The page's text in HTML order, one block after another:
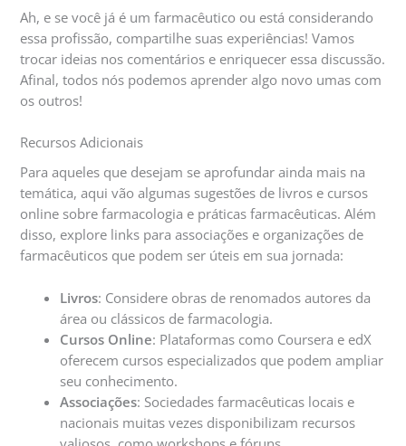
Ah, e se você já é um farmacêutico ou está considerando
essa profissão, compartilhe suas experiências! Vamos
trocar ideias nos comentários e enriquecer essa discussão.
Afinal, todos nós podemos aprender algo novo umas com
os outros!
Recursos Adicionais
Para aqueles que desejam se aprofundar ainda mais na
temática, aqui vão algumas sugestões de livros e cursos
online sobre farmacologia e práticas farmacêuticas. Além
disso, explore links para associações e organizações de
farmacêuticos que podem ser úteis em sua jornada:
Livros: Considere obras de renomados autores da
área ou clássicos de farmacologia.
Cursos Online: Plataformas como Coursera e edX
oferecem cursos especializados que podem ampliar
seu conhecimento.
Associações: Sociedades farmacêuticas locais e
nacionais muitas vezes disponibilizam recursos